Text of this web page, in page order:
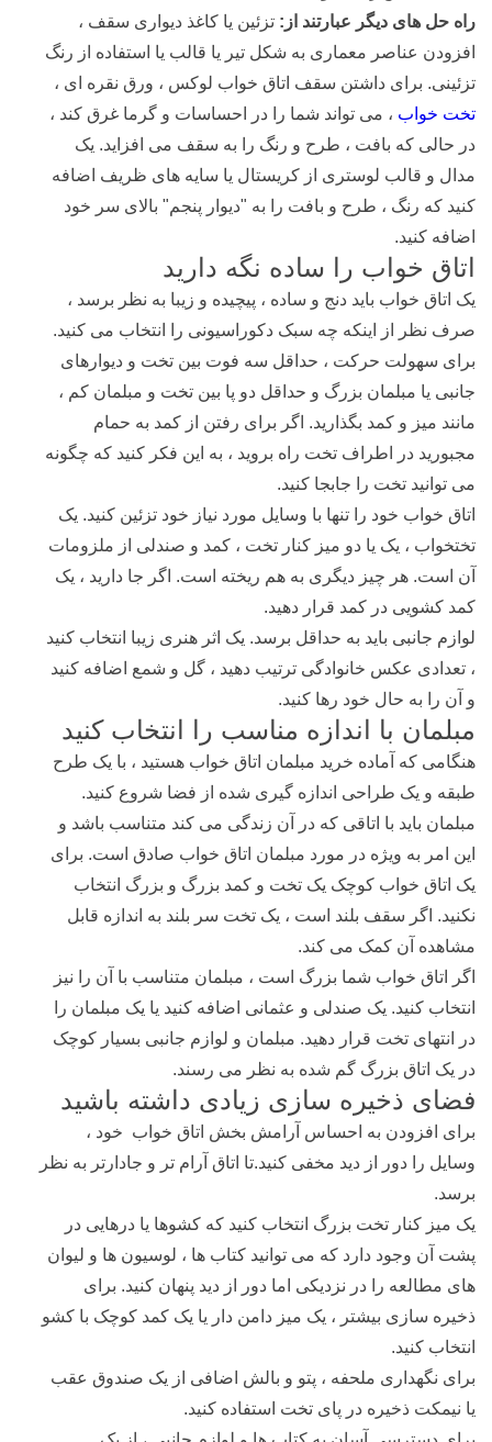
راه حل های دیگر عبارتند از: تزئین یا کاغذ دیواری سقف ،
افزودن عناصر معماری به شکل تیر یا قالب یا استفاده از رنگ
تزئینی. برای داشتن سقف اتاق خواب لوکس ، ورق نقره ای ،
تخت خواب ، می تواند شما را در احساسات و گرما غرق کند ،
در حالی که بافت ، طرح و رنگ را به سقف می افزاید. یک
مدال و قالب لوستری از کریستال یا سایه های ظریف اضافه
کنید که رنگ ، طرح و بافت را به "دیوار پنجم" بالای سر خود
اضافه کنید.
اتاق خواب را ساده نگه دارید
یک اتاق خواب باید دنج و ساده ، پیچیده و زیبا به نظر برسد ،
صرف نظر از اینکه چه سبک دکوراسیونی را انتخاب می کنید.
برای سهولت حرکت ، حداقل سه فوت بین تخت و دیوارهای
جانبی یا مبلمان بزرگ و حداقل دو پا بین تخت و مبلمان کم ،
مانند میز و کمد بگذارید. اگر برای رفتن از کمد به حمام
مجبورید در اطراف تخت راه بروید ، به این فکر کنید که چگونه
می توانید تخت را جابجا کنید.
اتاق خواب خود را تنها با وسایل مورد نیاز خود تزئین کنید. یک
تختخواب ، یک یا دو میز کنار تخت ، کمد و صندلی از ملزومات
آن است. هر چیز دیگری به هم ریخته است. اگر جا دارید ، یک
کمد کشویی در کمد قرار دهید.
لوازم جانبی باید به حداقل برسد. یک اثر هنری زیبا انتخاب کنید
، تعدادی عکس خانوادگی ترتیب دهید ، گل و شمع اضافه کنید
و آن را به حال خود رها کنید.
مبلمان با اندازه مناسب را انتخاب کنید
هنگامی که آماده خرید مبلمان اتاق خواب هستید ، با یک طرح
طبقه و یک طراحی اندازه گیری شده از فضا شروع کنید.
مبلمان باید با اتاقی که در آن زندگی می کند متناسب باشد و
این امر به ویژه در مورد مبلمان اتاق خواب صادق است. برای
یک اتاق خواب کوچک یک تخت و کمد بزرگ و بزرگ انتخاب
نکنید. اگر سقف بلند است ، یک تخت سر بلند به اندازه قابل
مشاهده آن کمک می کند.
اگر اتاق خواب شما بزرگ است ، مبلمان متناسب با آن را نیز
انتخاب کنید. یک صندلی و عثمانی اضافه کنید یا یک مبلمان را
در انتهای تخت قرار دهید. مبلمان و لوازم جانبی بسیار کوچک
در یک اتاق بزرگ گم شده به نظر می رسند.
فضای ذخیره سازی زیادی داشته باشید
برای افزودن به احساس آرامش بخش اتاق خواب خود ،
وسایل را دور از دید مخفی کنید.تا اتاق آرام تر و جادارتر به نظر
برسد.
یک میز کنار تخت بزرگ انتخاب کنید که کشوها یا درهایی در
پشت آن وجود دارد که می توانید کتاب ها ، لوسیون ها و لیوان
های مطالعه را در نزدیکی اما دور از دید پنهان کنید. برای
ذخیره سازی بیشتر ، یک میز دامن دار یا یک کمد کوچک با کشو
انتخاب کنید.
برای نگهداری ملحفه ، پتو و بالش اضافی از یک صندوق عقب
یا نیمکت ذخیره در پای تخت استفاده کنید.